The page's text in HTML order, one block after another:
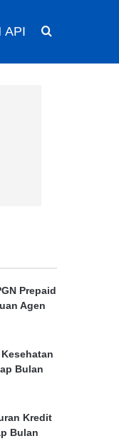
API
Prepaid
Agen
Bulan
Kredit
Bulan